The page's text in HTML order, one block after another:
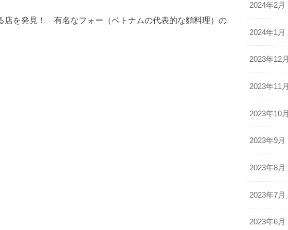
店を発見！ 有名なフォー（ベトナムの代表的な麵料理）の
2024年2月
2024年1月
2023年12月
2023年11月
2023年10月
2023年9月
2023年8月
2023年7月
2023年6月